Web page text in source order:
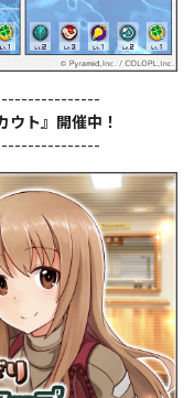
ウト』開催中！